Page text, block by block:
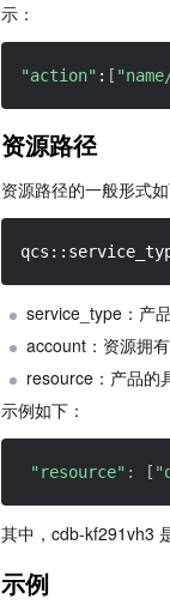
示：
"action" : [
资源路径
资源路径的一般形式如
service_type：产
account：资源拥
resource：产品的
示例如下：
"resource" : [
其中，cdb-kf291vh3
示例